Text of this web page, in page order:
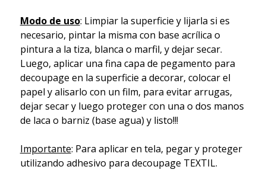
Modo de uso: Limpiar la superficie y lijarla si es
necesario, pintar la misma con base acrílica o
pintura a la tiza, blanca o marfil, y dejar secar.
Luego, aplicar una fina capa de pegamento para
decoupage en la superficie a decorar, colocar el
papel y alisarlo con un film, para evitar arrugas,
dejar secar y luego proteger con una o dos manos
de laca o barniz (base agua) y listo!!!
Importante: Para aplicar en tela, pegar y proteger
utilizando adhesivo para decoupage TEXTIL.